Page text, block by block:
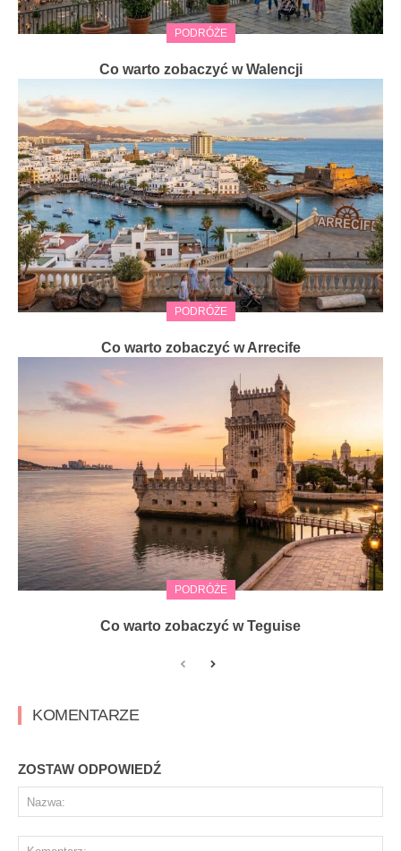
PODRÓŻE
Co warto zobaczyć w Walencji
PODRÓŻE
Co warto zobaczyć w Arrecife
PODRÓŻE
Co warto zobaczyć w Teguise
KOMENTARZE
ZOSTAW ODPOWIEDŹ